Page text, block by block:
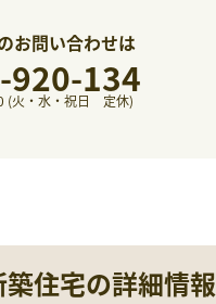
お問い合わせは
920-134
(火・水・祝日 定休)
住宅の詳細情報